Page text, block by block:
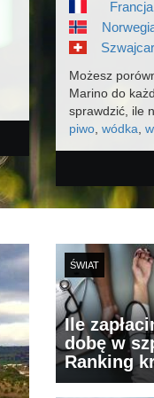
Możesz
Marino do
sprawdzić, ile
piwo, wódka
ŚWIAT
Ile
dobę w
Ranking